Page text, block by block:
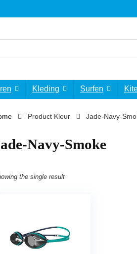
Kleding Surfen
Product Kleur ‎Jade-Navy-
Navy-Smoke
the single result